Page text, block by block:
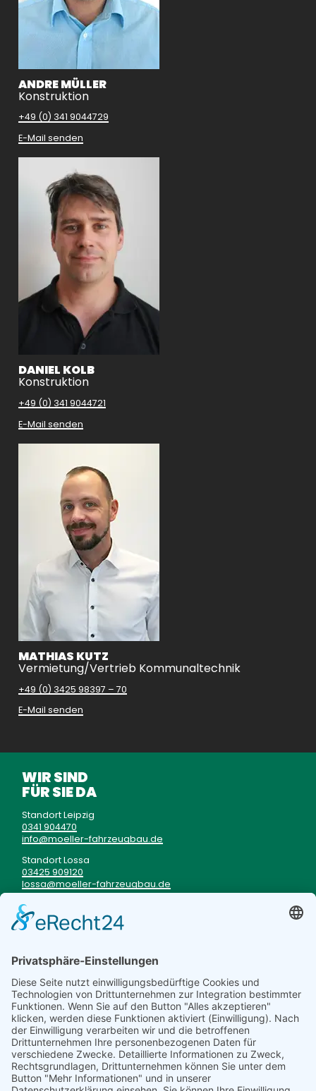
ANDRE MÜLLER
Konstruktion
+49 (0) 341 9044729
E-Mail senden
DANIEL KOLB
Konstruktion
+49 (0) 341 9044721
E-Mail senden
MATHIAS KUTZ
Vermietung/Vertrieb Kommunaltechnik
+49 (0) 3425 98397 – 70
E-Mail senden
WIR SIND
FÜR SIE DA
Standort Leipzig
0341 904470
info
moeller-fahrzeugbau de
Standort Lossa
03425 909120
lossa
moeller-fahrzeugbau de
Unser Kunden-Notdienst
im Fall einer Panne
0177 3333199
TRUCKSTOP
BISTRO
Mo - Fr von 06 - 20 Uhr
Sa von 06 - 12 Uhr
Speiseplan